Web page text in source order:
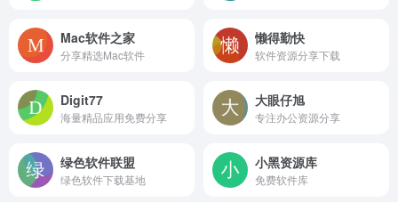
Mac软件之家
分享精选Mac软件
懒得勤快
软件资源分享下载
Digit77
海量精品应用免费分享
大眼仔旭
专注办公资源分享
绿色软件联盟
绿色软件下载基地
小黑资源库
免费软件库